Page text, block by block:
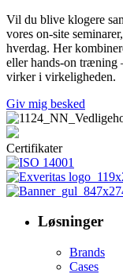
Vil du blive klogere
vores on-site
hverdag. Her
eller hands-on træning
virker i virkeligheden.
Giv mig besked
Certifikater
Løsninger
Brands
Cases